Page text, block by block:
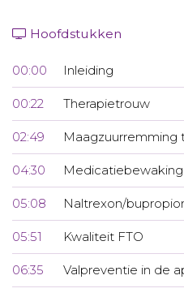
Hoofdstukken
00:00 Inleiding
00:22 Therapietrouw
02:49 Maagzuurremming
04:30
05:08 Naltrexon/
05:51 Kwaliteit FTO
06:35 Valpreventie in de